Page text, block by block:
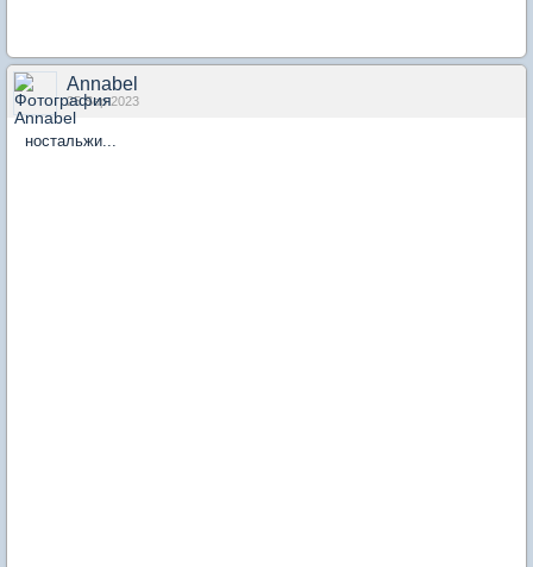
Annabel
25 Sep 2023
ностальжи...